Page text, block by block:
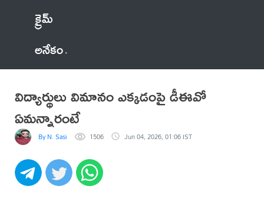
క్రైమ్
అనేకం
విద్యార్థులు విమానం ఎక్కడంపై డీఈవో
ఏమన్నారంటే
By N. Sasi 1506 Jun 04, 2026, 01:06 IST